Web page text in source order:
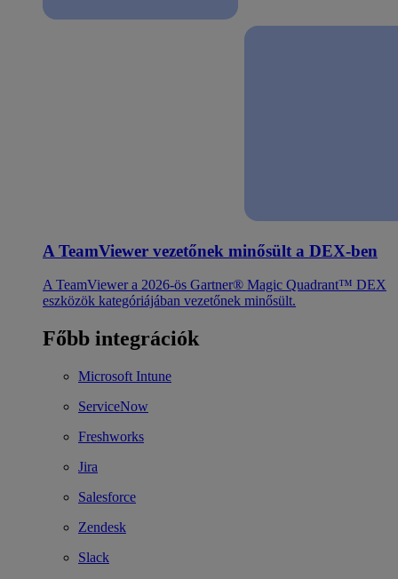
A TeamViewer vezetőnek minősült a DEX-ben
A TeamViewer a 2026-ös Gartner® Magic Quadrant™ DEX
eszközök kategóriájában vezetőnek minősült.
Főbb integrációk
Microsoft Intune
ServiceNow
Freshworks
Jira
Salesforce
Zendesk
Slack